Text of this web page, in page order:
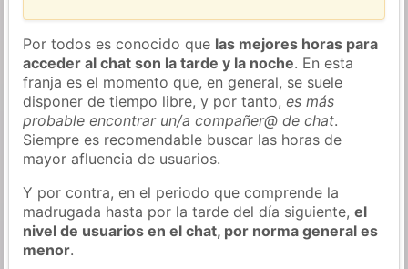
Por todos es conocido que las mejores horas para
acceder al chat son la tarde y la noche. En esta
franja es el momento que, en general, se suele
disponer de tiempo libre, y por tanto,es más
probable encontrar un/a compañer@ de chat.
Siempre es recomendable buscar las horas de
mayor afluencia de usuarios.
Y por contra, en el periodo que comprende la
madrugada hasta por la tarde del día siguiente,el
nivel de usuarios en el chat, por norma general es
menor.